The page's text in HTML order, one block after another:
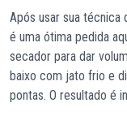
Após usar sua técnica
é uma ótima pedida
secador para dar
baixo com jato frio e
pontas. O resultado é